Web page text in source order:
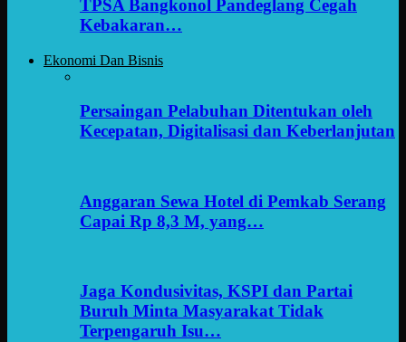
TPSA Bangkonol Pandeglang Cegah
Kebakaran…
Ekonomi Dan Bisnis
Persaingan Pelabuhan Ditentukan oleh
Kecepatan, Digitalisasi dan Keberlanjutan
Anggaran Sewa Hotel di Pemkab Serang
Capai Rp 8,3 M, yang…
Jaga Kondusivitas, KSPI dan Partai
Buruh Minta Masyarakat Tidak
Terpengaruh Isu…